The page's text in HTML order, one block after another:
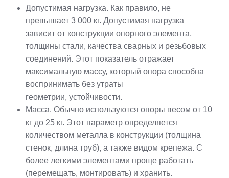
Допустимая нагрузка. Как правило, не
превышает 3 000 кг. Допустимая нагрузка
зависит от конструкции опорного элемента,
толщины стали, качества сварных и резьбовых
соединений. Этот показатель отражает
максимальную массу, который опора способна
воспринимать без утраты
геометрии, устойчивости.
Масса. Обычно используются опоры весом от 10
кг до 25 кг. Этот параметр определяется
количеством металла в конструкции (толщина
стенок, длина труб), а также видом крепежа. С
более легкими элементами проще работать
(перемещать, монтировать) и хранить.